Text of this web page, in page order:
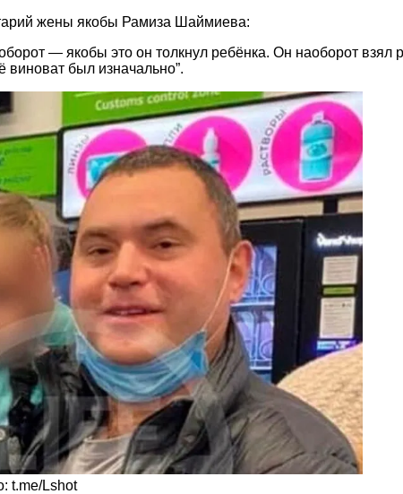
жены якобы Рамиза Шаймиева:
— якобы это он толкнул ребёнка. Он наоборот
был изначально”.
t.me/Lshot